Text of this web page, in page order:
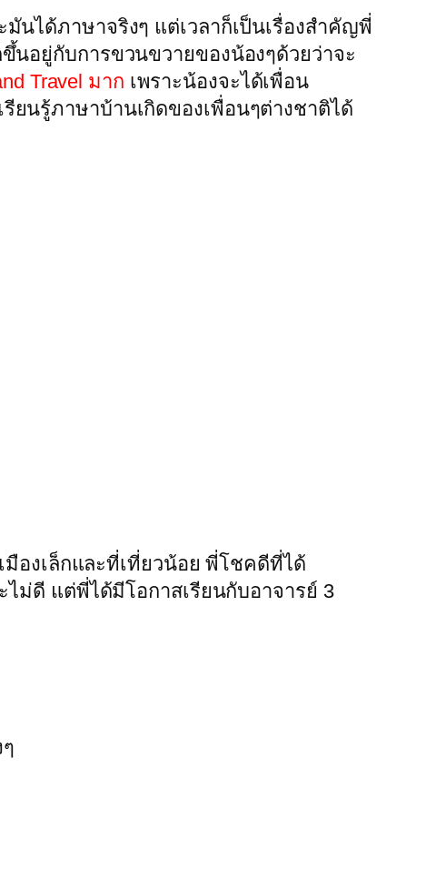
นได้ภาษาจริงๆ แต่เวลาก็เป็นเรื่องสำคัญพี่
นอยู่กับการขวนขวายของน้องๆด้วยว่าจะ
Travel มาก เพราะน้องจะได้เพื่อน
ยนรู้ภาษาบ้านเกิดของเพื่อนๆต่างชาติได้
มืองเล็กและที่เที่ยวน้อย พี่โชคดีที่ได้
ม่ดี แต่พี่ได้มีโอกาสเรียนกับอาจารย์ 3